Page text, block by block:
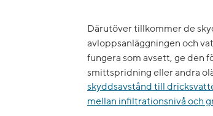
Därutöver tillkommer de
avloppsanläggningen och
fungera som avsett, ge den
smittspridning eller andra
skyddsavstånd till
mellan infiltrationsnivå och